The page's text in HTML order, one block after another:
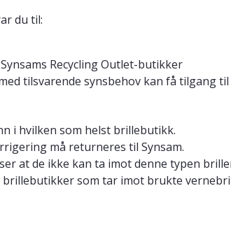
du til:
Recycling Outlet-butikker
tilsvarende synsbehov kan få tilgang
i hvilken som helst brillebutikk.
må returneres til Synsam.
at de ikke kan ta imot denne typen
som tar imot brukte